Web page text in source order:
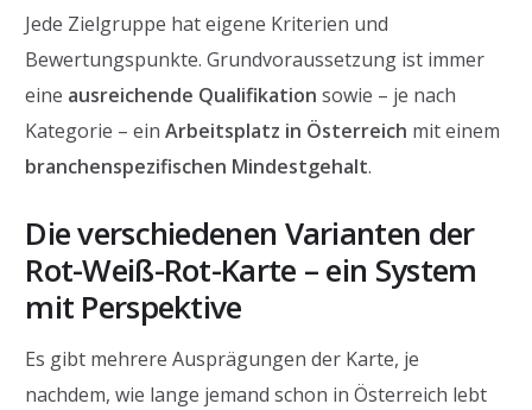
Jede Zielgruppe hat eigene Kriterien und
Bewertungspunkte. Grundvoraussetzung ist immer
eine ausreichende Qualifikation sowie – je nach
Kategorie – einArbeitsplatz in Österreich mit einem
branchenspezifischen Mindestgehalt.
Die verschiedenen Varianten der
Rot-Weiß-Rot-Karte – ein System
mit Perspektive
Es gibt mehrere Ausprägungen der Karte, je
nachdem, wie lange jemand schon in Österreich lebt